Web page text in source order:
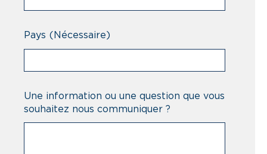
Pays (Nécessaire)
Une information ou une question que vous
souhaitez nous communiquer ?